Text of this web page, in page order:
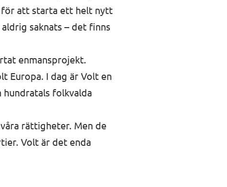
för att starta ett helt nytt
saknats – det finns
enmansprojekt.
Europa. I dag är Volt en
hundratals folkvalda
rättigheter. Men de
Volt är det enda